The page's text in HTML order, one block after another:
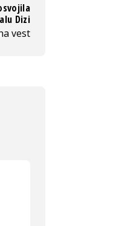
Dizi
vest